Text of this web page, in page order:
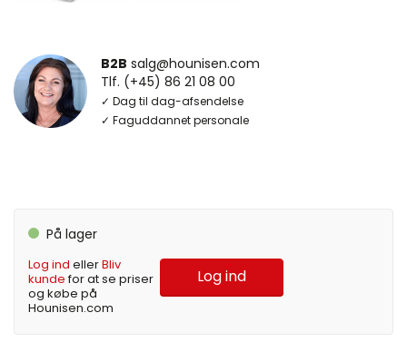
B2B salg@hounisen.com
Tlf. (+45) 86 21 08 00
✓ Dag til dag-afsendelse
✓ Faguddannet personale
På lager
Log ind ellerBliv
kundefor at se priser
og købe på
Hounisen.com
Log ind